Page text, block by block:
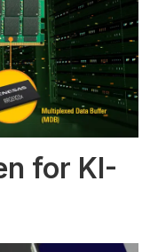
for KI-